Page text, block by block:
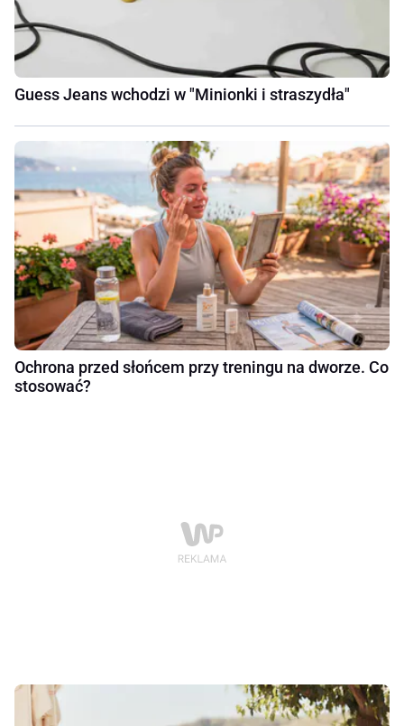
Guess Jeans wchodzi w "Minionki i straszydła"
Ochrona przed słońcem przy treningu na dworze. Co
stosować?